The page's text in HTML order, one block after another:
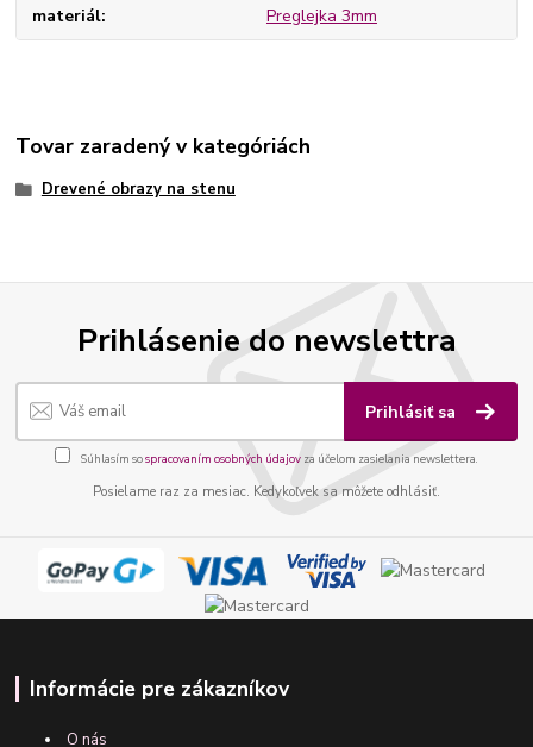
materiál Preglejka 3mm
Tovar zaradený v kategóriách
Drevené obrazy na stenu
Prihlásenie do newslettra
Prihlásiť sa
Súhlasím sospracovaním osobných údajov za účelom zasielania newslettera.
Posielame raz za mesiac. Kedykoľvek sa môžete odhlásiť.
Informácie pre zákazníkov
O nás